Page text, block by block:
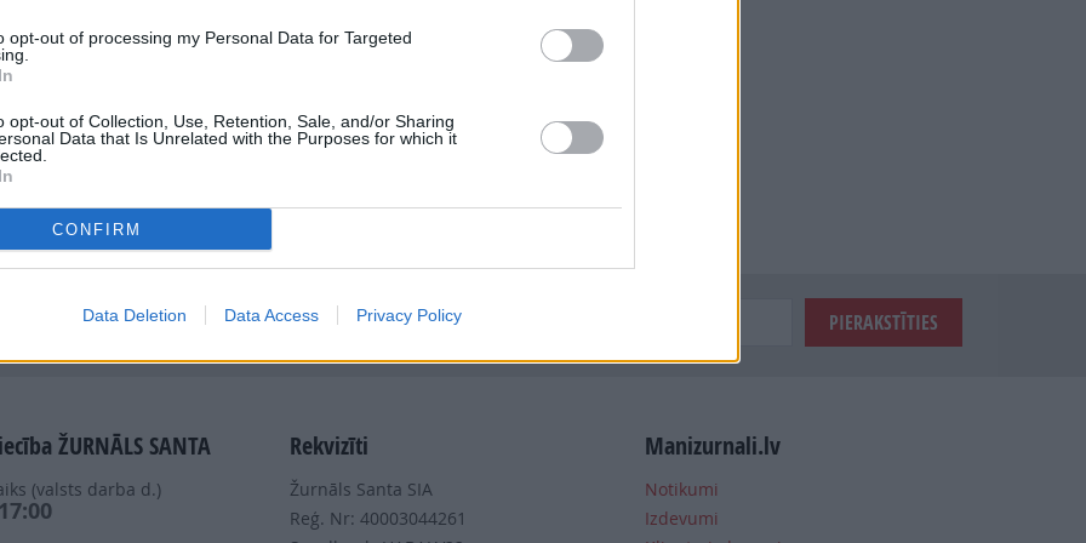
opt-out of processing my Personal Data for Targeted
opt-out of Collection, Use, Retention, Sale, and/or Sharing
Data that Is Unrelated with the Purposes for which it
CONFIRM
Data Deletion Data Access Privacy Policy
Dalies
Nepalaid garām akcijas un jaunumus
ŽURNĀLS SANTA
(valsts darba d.)
Rekvizīti
Žurnāls Santa SIA
Reģ. Nr: 40003044261
Manizurnali.lv
Notikumi
Izdevumi